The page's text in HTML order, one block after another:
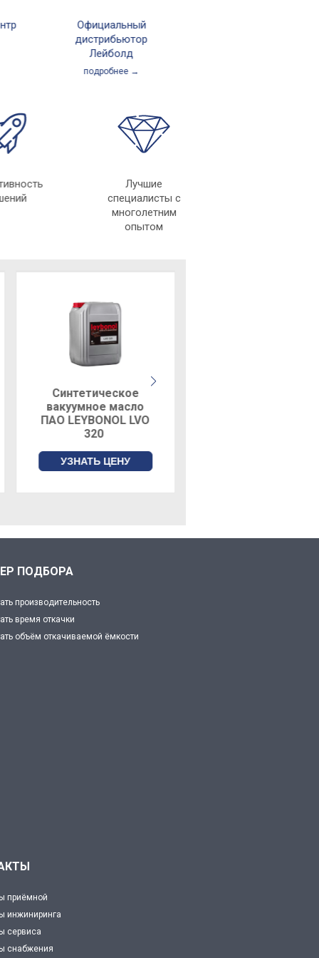
Официальный
дистрибьютор
Лейболд
подробнее →
Лучшие
специалисты с
многолетним
опытом
решений
Синтетическое
вакуумное масло
ПАО LEYBONOL LVO
320
УЗНАТЬ ЦЕНУ
ПОДБОРА
производительность
время откачки
объём откачиваемой ёмкости
приёмной
инжиниринга
сервиса
снабжения